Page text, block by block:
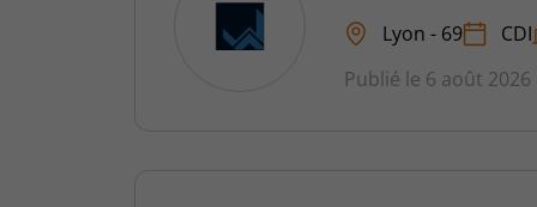
Lyon - 69 CDI
Publié le 6 août 2026